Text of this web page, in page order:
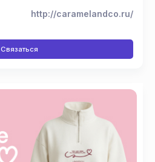
http://caramelandco.ru/
Связаться